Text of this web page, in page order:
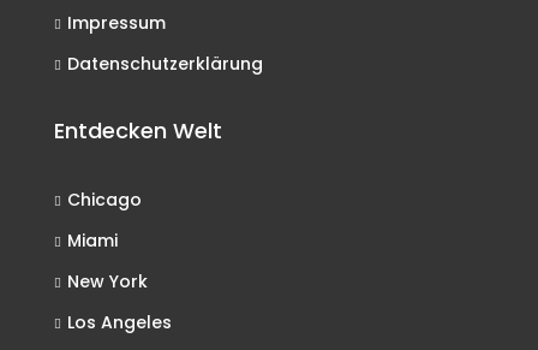
Impressum
Datenschutzerklärung
Entdecken Welt
Chicago
Miami
New York
Los Angeles